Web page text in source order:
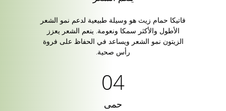
فاتيكا حمام زيث هو وسيلة طبيعية لدعم نمو الشعر
الأطول والأكثر سمكا ونعومة. ينعم الشعر يعزز
الزيتون نمو الشعر ويساعد في الحفاظ على فروة
رأس صحية.
حمى